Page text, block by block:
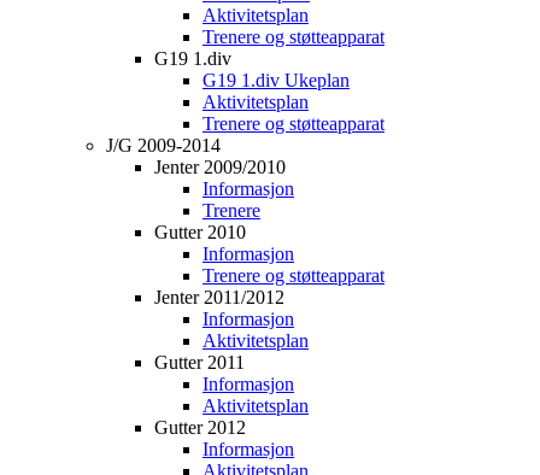
Aktivitetsplan
Trenere og støtteapparat
G19 1.div
G19 1.div Ukeplan
Aktivitetsplan
Trenere og støtteapparat
J/G 2009-2014
Jenter 2009/2010
Informasjon
Trenere
Gutter 2010
Informasjon
Trenere og støtteapparat
Jenter 2011/2012
Informasjon
Aktivitetsplan
Gutter 2011
Informasjon
Aktivitetsplan
Gutter 2012
Informasjon